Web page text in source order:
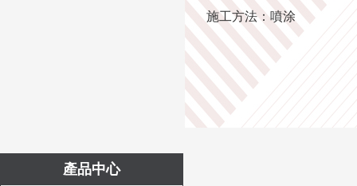
施工方法：噴涂
產品中心